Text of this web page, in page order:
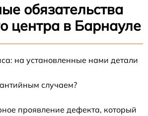
обязательства
центра в Барнауле
на установленные нами детали
случаем?
проявление дефекта, который